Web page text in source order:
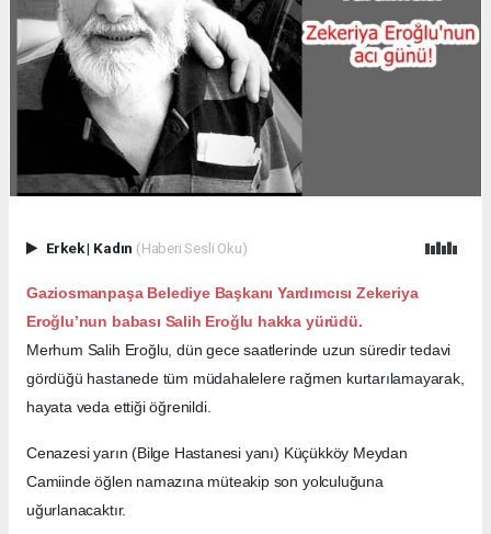
Erkek| Kadın (Haberi Sesli Oku)
Gaziosmanpaşa Belediye Başkanı Yardımcısı Zekeriya
Eroğlu’nun babası Salih Eroğlu hakka yürüdü.
Merhum Salih Eroğlu, dün gece saatlerinde uzun süredir tedavi
gördüğü hastanede tüm müdahalelere rağmen kurtarılamayarak,
hayata veda ettiği öğrenildi.
Cenazesi yarın (Bilge Hastanesi yanı) Küçükköy Meydan
Camiinde öğlen namazına müteakip son yolculuğuna
uğurlanacaktır.